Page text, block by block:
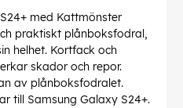
med Kattmönster
praktiskt plånboksfodral,
helhet. Kortfack och
skador och repor.
av plånboksfodralet.
till Samsung Galaxy S24+.